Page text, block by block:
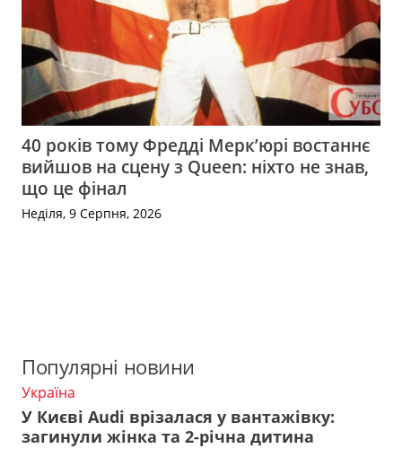
40 років тому Фредді Мерк’юрі востаннє
вийшов на сцену з Queen: ніхто не знав,
що це фінал
Неділя, 9 Серпня, 2026
Популярні новини
Україна
У Києві Audi врізалася у вантажівку:
загинули жінка та 2-річна дитина